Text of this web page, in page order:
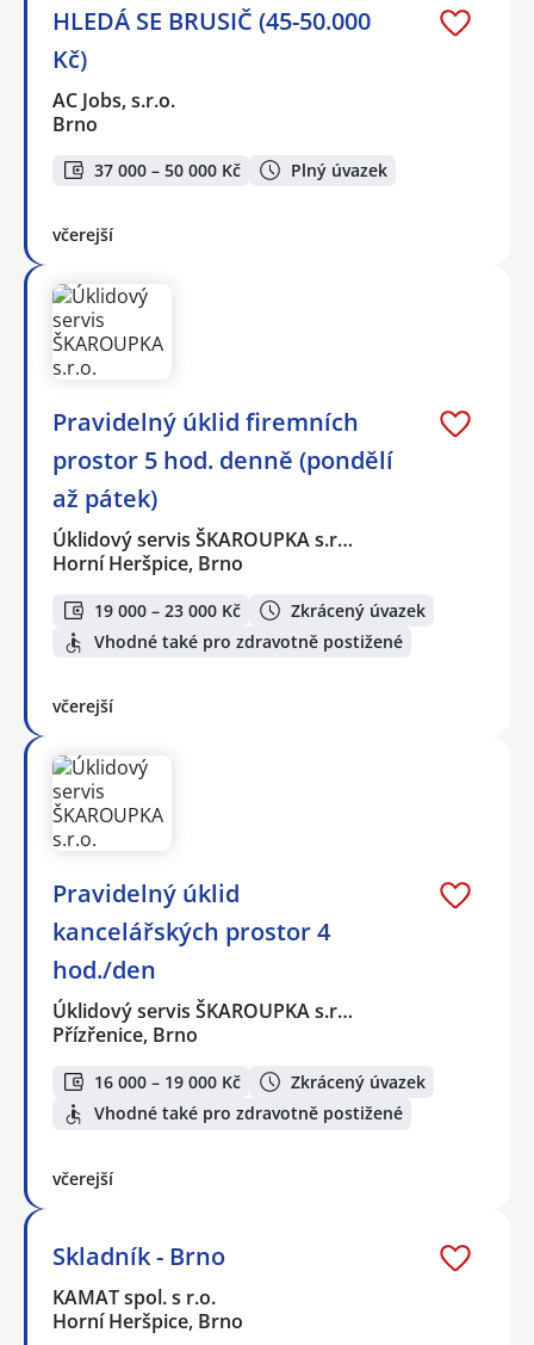
HLEDÁ SE BRUSIČ (45-50.000
Kč)
AC Jobs, s.r.o.
Brno
37 000 – 50 000 Kč Plný úvazek
včerejší
Pravidelný úklid firemních
prostor 5 hod. denně (pondělí
až pátek)
Úklidový servis ŠKAROUPKA s.r…
Horní Heršpice, Brno
19 000 – 23 000 Kč
Zkrácený úvazek
Vhodné také pro zdravotně postižené
včerejší
Pravidelný úklid
kancelářských prostor 4
hod./den
Úklidový servis ŠKAROUPKA s.r…
Přízřenice, Brno
16 000 – 19 000 Kč
Zkrácený úvazek
Vhodné také pro zdravotně postižené
včerejší
Skladník - Brno
KAMAT spol. s r.o.
Horní Heršpice, Brno